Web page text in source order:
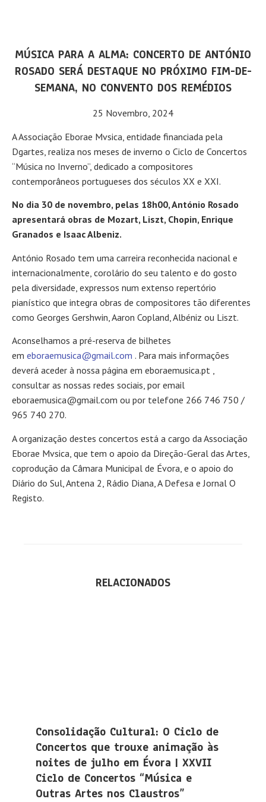
MÚSICA PARA A ALMA: CONCERTO DE ANTÓNIO
ROSADO SERÁ DESTAQUE NO PRÓXIMO FIM-DE-
SEMANA, NO CONVENTO DOS REMÉDIOS
25 Novembro, 2024
A Associação Eborae Mvsica, entidade financiada pela
Dgartes, realiza nos meses de inverno o Ciclo de Concertos
“Música no Inverno”, dedicado a compositores
contemporâneos portugueses dos séculos XX e XXI.
No dia 30 de novembro, pelas 18h00, António Rosado
apresentará obras de Mozart, Liszt, Chopin, Enrique
Granados e Isaac Albeniz.
António Rosado tem uma carreira reconhecida nacional e
internacionalmente, corolário do seu talento e do gosto
pela diversidade, expressos num extenso repertório
pianístico que integra obras de compositores tão diferentes
como Georges Gershwin, Aaron Copland, Albéniz ou Liszt.
Aconselhamos a pré-reserva de bilhetes
em eboraemusica@gmail.com . Para mais informações
deverá aceder à nossa página em eboraemusica.pt ,
consultar as nossas redes sociais, por email
eboraemusica@gmail.com ou por telefone 266 746 750 /
965 740 270.
A organização destes concertos está a cargo da Associação
Eborae Mvsica, que tem o apoio da Direção-Geral das Artes,
coprodução da Câmara Municipal de Évora, e o apoio do
Diário do Sul, Antena 2, Rádio Diana, A Defesa e Jornal O
Registo.
RELACIONADOS
Consolidação Cultural: O Ciclo de
Concertos que trouxe animação às
noites de julho em Évora | XXVII
Ciclo de Concertos “Música e
Outras Artes nos Claustros”